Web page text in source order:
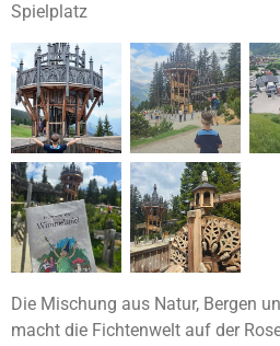
Spielplatz
Die Mischung aus Natur, Bergen
macht die Fichtenwelt auf der